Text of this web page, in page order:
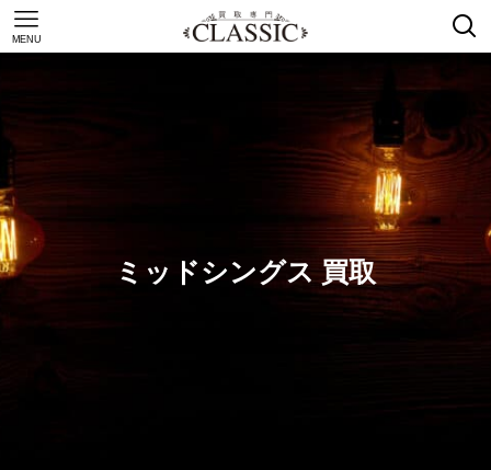
MENU
ミッドシングス 買取